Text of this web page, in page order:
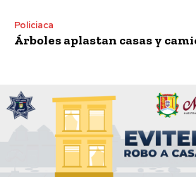
Policiaca
Árboles aplastan casas y